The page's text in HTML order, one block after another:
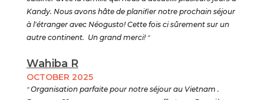
Kandy. Nous avons hâte de planifier notre prochain séjour
à l'étranger avec Néogusto! Cette fois ci sûrement sur un
autre continent. Un grand merci!"
Wahiba R
OCTOBER 2025
"Organisation parfaite pour notre séjour au Vietnam .